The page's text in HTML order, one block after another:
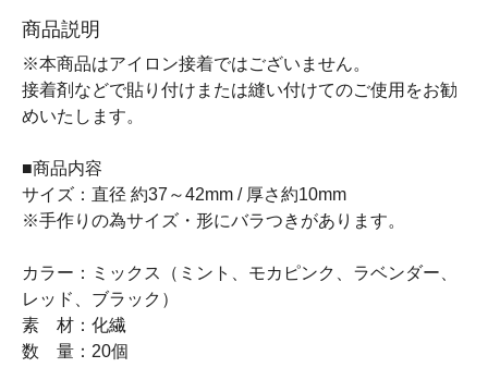
商品説明
※本商品はアイロン接着ではございません。
接着剤などで貼り付けまたは縫い付けてのご使用をお勧
めいたします。
■商品内容
サイズ：直径 約37～42mm / 厚さ約10mm
※手作りの為サイズ・形にバラつきがあります。
カラー：ミックス（ミント、モカピンク、ラベンダー、
レッド、ブラック）
素 材：化繊
数 量：20個